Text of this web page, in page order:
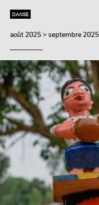
DANSE
août 2025 > septembre 2025